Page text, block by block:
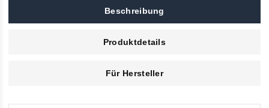
Beschreibung
Produktdetails
Für Hersteller